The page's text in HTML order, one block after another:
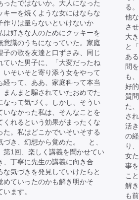
ったではないか。大人になった
キーを焼くような女にはならな
作りは量らないといけないか
は好きな人のためにクッキーを
意識のうちになっていた。家庭
子の歌を友達と口ずさみ、同じ
ていた男子に、「大変だったね
いそいそと寄り添う女をやって
経って、ああ、家庭科って本当
まんまと騙されていたおめでた
なって気づく。しかし、そうい
いなかった私は、そんなことを
くれるという効果がまったくな
た。私はどこかでいそいそする
づき、幻想から覚めた。 と、
第1回、楽しく講義を聞かせてい
、丁寧に先生の講義に向き合
な気づきを発見していけたらと
めていったのかも解き明かそ
ます。
る
他
さ
大
と
あ
問
も
好
質
た
さ
活
の
り
女
事
こ
解
も